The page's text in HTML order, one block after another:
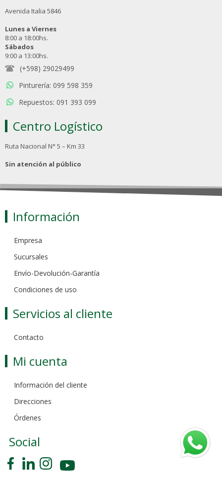
Avenida Italia 5846
Lunes a Viernes
8:00 a 18:00hs.
Sábados
9:00 a 13:00hs.
(+598) 29029499
Pinturería: 099 598 359
Repuestos: 091 393 099
Centro Logístico
Ruta Nacional N° 5 – Km 33
Sin atención al público
Información
Empresa
Sucursales
Envío-Devolución-Garantía
Condiciones de uso
Servicios al cliente
Contacto
Mi cuenta
Información del cliente
Direcciones
Órdenes
Social